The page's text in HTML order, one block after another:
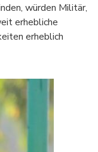
würden Militär,
erhebliche
erheblich